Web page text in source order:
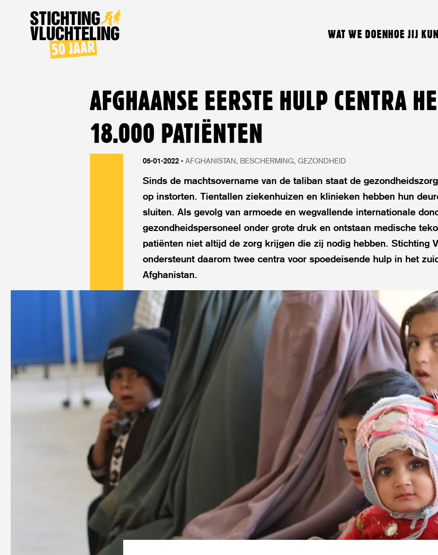
WAT WE DOENHOE JIJ
AFGHAANSE EERSTE HULP CENTRA
18.000 PATIËNTEN
05-01-2022 AFGHANISTAN BESCHERMING GEZONDHEID
Sinds de machtsovername van de taliban staat de
op instorten. Tientallen ziekenhuizen en klinieken hebben hun
sluiten. Als gevolg van armoede en wegvallende internationale
gezondheidspersoneel onder grote druk en ontstaan medische
patiënten niet altijd de zorg krijgen die zij nodig hebben. Stichting
ondersteunt daarom twee centra voor spoedeisende hulp in het
Afghanistan.